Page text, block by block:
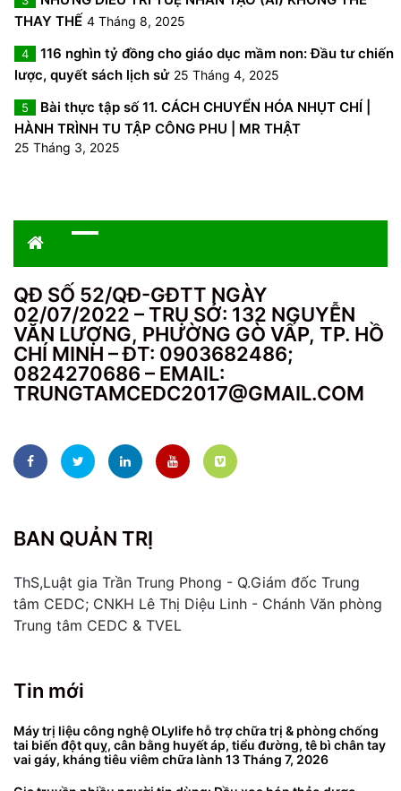
THAY THẾ 4 Tháng 8, 2025
4
116 nghìn tỷ đồng cho giáo dục mầm non: Đầu tư chiến
lược, quyết sách lịch sử 25 Tháng 4, 2025
5
Bài thực tập số 11. CÁCH CHUYỂN HÓA NHỤT CHÍ |
HÀNH TRÌNH TU TẬP CÔNG PHU | MR THẬT
25 Tháng 3, 2025
QĐ SỐ 52/QĐ-GĐTT NGÀY
02/07/2022 – TRỤ SỞ: 132 NGUYỄN
VĂN LƯỢNG, PHƯỜNG GÒ VẤP, TP. HỒ
CHÍ MINH – ĐT: 0903682486;
0824270686 – EMAIL:
TRUNGTAMCEDC2017@GMAIL.COM
BAN QUẢN TRỊ
ThS,Luật gia Trần Trung Phong - Q.Giám đốc Trung
tâm CEDC; CNKH Lê Thị Diệu Linh - Chánh Văn phòng
Trung tâm CEDC & TVEL
Tin mới
Máy trị liệu công nghệ OLylife hỗ trợ chữa trị & phòng chống
tai biến đột quỵ, cân bằng huyết áp, tiểu đường, tê bì chân tay
vai gáy, kháng tiêu viêm chữa lành 13 Tháng 7, 2026